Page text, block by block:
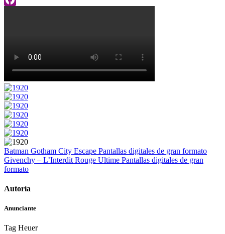
Batman Gotham City Escape Pantallas digitales de gran formato
Givenchy – L’Interdit Rouge Ultime Pantallas digitales de gran
formato
Autoría
Anunciante
Tag Heuer